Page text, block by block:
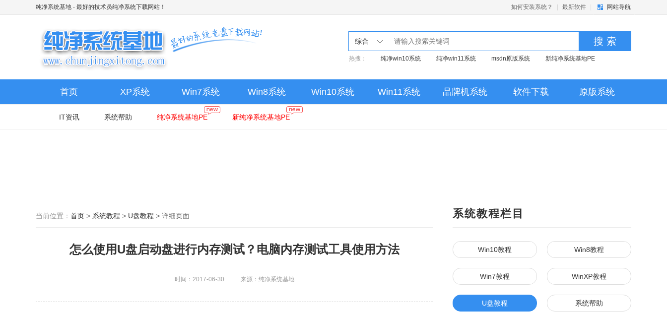
纯净系统基地 - 最好的技术员纯净系统下载网站！ 如何安装系统？ 最新软件 网站导航
综合 搜 索
热搜： 纯净win10系统 纯净win11系统 msdn原版系统 新纯净系统基地PE
首页 XP系统 Win7系统 Win8系统 Win10系统 Win11系统 品牌机系统 软件下载 原版系统
IT资讯 系统帮助 纯净系统基地PE 新纯净系统基地PE
当前位置： 首页 > 系统教程 > U盘教程 > 详细页面
怎么使用U盘启动盘进行内存测试？电脑内存测试工具使用方法
时间：2017-06-30 来源：纯净系统基地
系统教程栏目
Win10教程 Win8教程
Win7教程 WinXP教程
U盘教程 系统帮助